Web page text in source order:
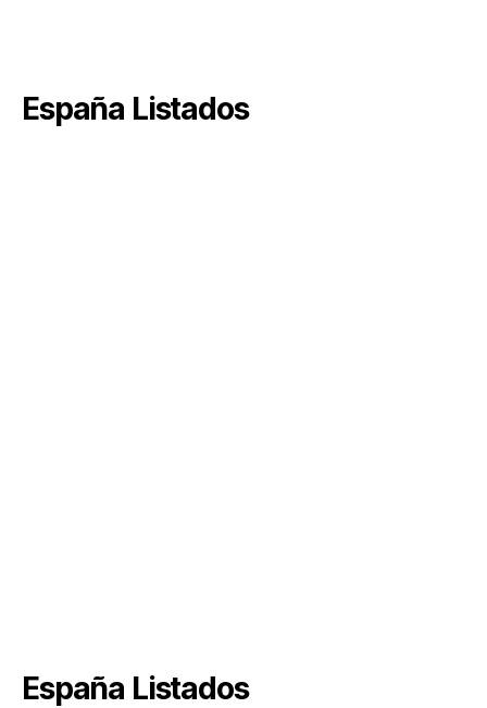
España Listados
España Listados